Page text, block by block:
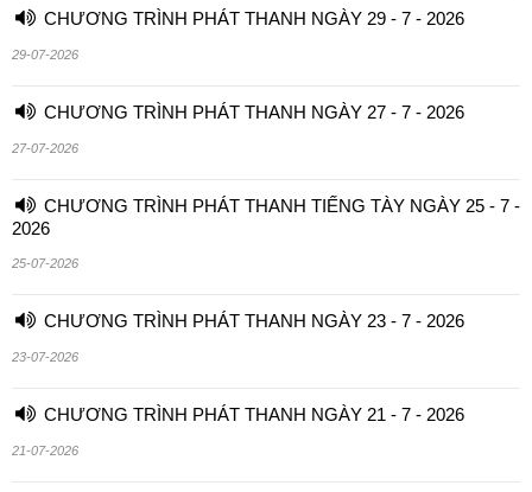
CHƯƠNG TRÌNH PHÁT THANH NGÀY 29 - 7 - 2026
29-07-2026
CHƯƠNG TRÌNH PHÁT THANH NGÀY 27 - 7 - 2026
27-07-2026
CHƯƠNG TRÌNH PHÁT THANH TIẾNG TÀY NGÀY 25 - 7 -
2026
25-07-2026
CHƯƠNG TRÌNH PHÁT THANH NGÀY 23 - 7 - 2026
23-07-2026
CHƯƠNG TRÌNH PHÁT THANH NGÀY 21 - 7 - 2026
21-07-2026